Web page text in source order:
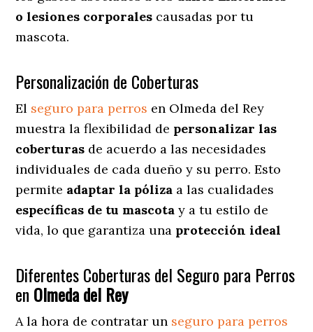
o lesiones corporales causadas por tu
mascota.
Personalización de Coberturas
El seguro para perros en Olmeda del Rey
muestra la flexibilidad de personalizar las
coberturas de acuerdo a las necesidades
individuales de cada dueño y su perro. Esto
permite adaptar la póliza a las cualidades
específicas de tu mascota y a tu estilo de
vida, lo que garantiza una protección ideal
Diferentes Coberturas del Seguro para Perros
en Olmeda del Rey
A la hora de contratar un seguro para perros